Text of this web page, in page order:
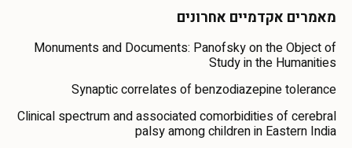
מאמרים אקדמיים אחרונים
Monuments and Documents: Panofsky on the Object of
Study in the Humanities
Synaptic correlates of benzodiazepine tolerance
Clinical spectrum and associated comorbidities of cerebral
palsy among children in Eastern India